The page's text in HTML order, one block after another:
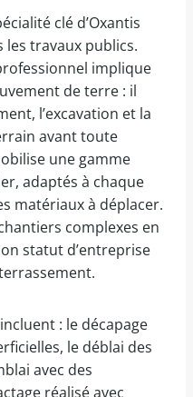
clé d’Oxantis
les travaux publics.
implique
de terre : il
l’excavation et la
avant toute
une gamme
adaptés à chaque
matériaux à déplacer.
complexes en
statut d’entreprise
: le décapage
le déblai des
avec des
réalisé avec